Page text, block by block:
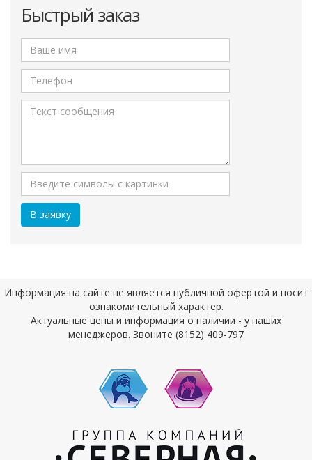
Быстрый заказ
Информация на сайте не является публичной офертой и носит
ознакомительный характер.
Актуальные цены и информация о наличии - у наших
менеджеров. Звоните (8152) 409-797